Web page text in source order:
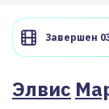
Завершен
Элвис